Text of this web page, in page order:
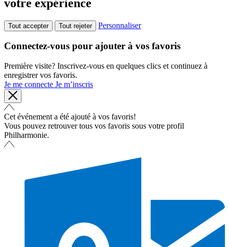
votre expérience
Tout accepter Tout rejeter Personnaliser
Connectez-vous pour ajouter à vos favoris
Première visite? Inscrivez-vous en quelques clics et continuez à
enregistrer vos favoris.
Je me connecte Je m’inscris
Cet événement a été ajouté à vos favoris!
Vous pouvez retrouver tous vos favoris sous votre profil
Philharmonie.